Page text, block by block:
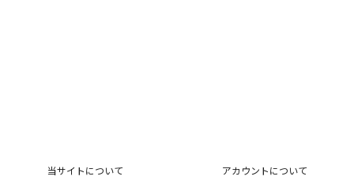
当サイトについて アカウントについて